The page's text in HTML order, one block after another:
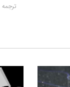
ترجمه